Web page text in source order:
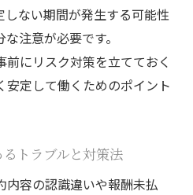
ない期間が発生する可能性
注意が必要です。
前にリスク対策を立てておく
安定して働くためのポイント
トラブルと対策法
容の認識違いや報酬未払